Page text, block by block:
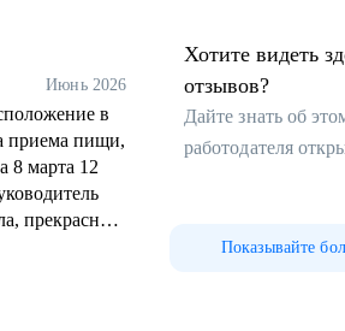
Июнь 2026
в
приема пищи,
8 марта 12
прекрасная
Хотите видеть
отзывов?
Дайте знать об
работодателя
Показывайте